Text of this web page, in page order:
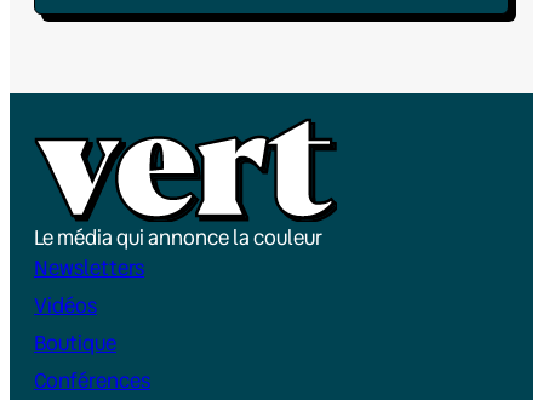
Le média qui annonce la couleur
Newsletters
Vidéos
Boutique
Conférences